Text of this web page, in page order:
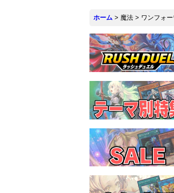
ホーム > 魔法 > ワンフォ